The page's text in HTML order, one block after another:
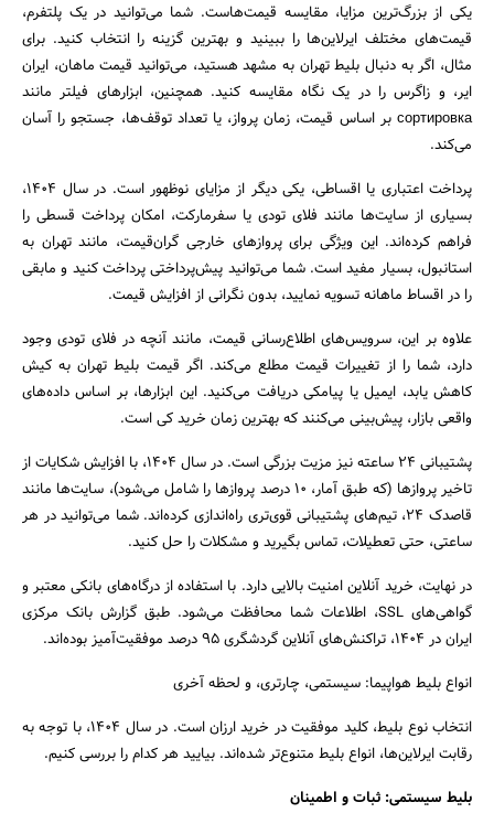
جستجو
یکی از بزرگ‌ترین مزایا، مقایسه قیمت‌هاست. شما می‌توانید در یک پلتفرم،
قیمت‌های مختلف ایرلاین‌ها را ببینید و بهترین گزینه را انتخاب کنید. برای
مثال، اگر به دنبال بلیط تهران به مشهد هستید، می‌توانید قیمت ماهان، ایران
ایر، و زاگرس را در یک نگاه مقایسه کنید. همچنین، ابزارهای فیلتر مانند
сортировка بر اساس قیمت، زمان پرواز، یا تعداد توقف‌ها، جستجو را آسان
می‌کند.
پرداخت اعتباری یا اقساطی، یکی دیگر از مزایای نوظهور است. در سال ۱۴۰۴،
بسیاری از سایت‌ها مانند فلای تودی یا سفرمارکت، امکان پرداخت قسطی را
فراهم کرده‌اند. این ویژگی برای پروازهای خارجی گران‌قیمت، مانند تهران به
استانبول، بسیار مفید است. شما می‌توانید پیش‌پرداختی پرداخت کنید و مابقی
را در اقساط ماهانه تسویه نمایید، بدون نگرانی از افزایش قیمت.
علاوه بر این، سرویس‌های اطلاع‌رسانی قیمت، مانند آنچه در فلای تودی وجود
دارد، شما را از تغییرات قیمت مطلع می‌کند. اگر قیمت بلیط تهران به کیش
کاهش یابد، ایمیل یا پیامکی دریافت می‌کنید. این ابزارها، بر اساس داده‌های
واقعی بازار، پیش‌بینی می‌کنند که بهترین زمان خرید کی است.
پشتیبانی ۲۴ ساعته نیز مزیت بزرگی است. در سال ۱۴۰۴، با افزایش شکایات از
تاخیر پروازها (که طبق آمار، ۱۰ درصد پروازها را شامل می‌شود)، سایت‌ها مانند
قاصدک ۲۴، تیم‌های پشتیبانی قوی‌تری راه‌اندازی کرده‌اند. شما می‌توانید در هر
ساعتی، حتی تعطیلات، تماس بگیرید و مشکلات را حل کنید.
در نهایت، خرید آنلاین امنیت بالایی دارد. با استفاده از درگاه‌های بانکی معتبر و
گواهی‌های SSL، اطلاعات شما محافظت می‌شود. طبق گزارش بانک مرکزی
ایران در ۱۴۰۴، تراکنش‌های آنلاین گردشگری ۹۵ درصد موفقیت‌آمیز بوده‌اند.
انواع بلیط هواپیما: سیستمی، چارتری، و لحظه آخری
انتخاب نوع بلیط، کلید موفقیت در خرید ارزان است. در سال ۱۴۰۴، با توجه به
رقابت ایرلاین‌ها، انواع بلیط متنوع‌تر شده‌اند. بیایید هر کدام را بررسی کنیم.
بلیط سیستمی: ثبات و اطمینان